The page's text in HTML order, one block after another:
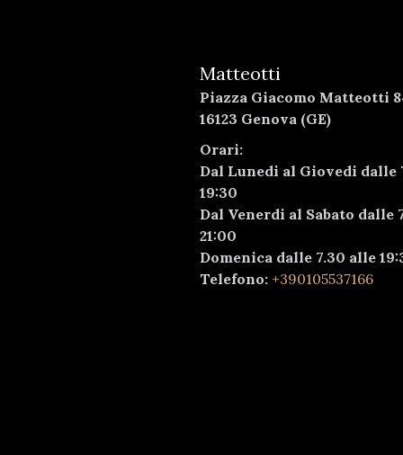
Matteotti
Piazza Giacomo Matteotti
16123 Genova (GE)
Orari:
Dal Lunedi al Giovedi dalle
19:30
Dal Venerdi al Sabato dalle
21:00
Domenica dalle 7.30 alle
Telefono: +390105537166